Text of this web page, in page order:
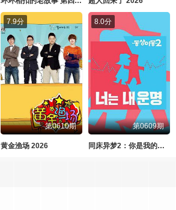
7.9分
第0610期
黄金渔场 2026
8.0分
第0609期
同床异梦2：你是我的命运 2026